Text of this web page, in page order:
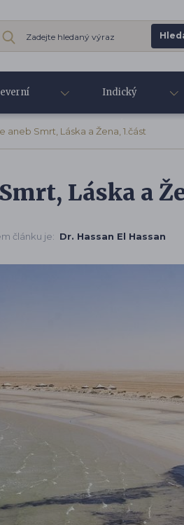
Indický
aneb Smrt, Láska a Žena, 1.část
Láska a
článku je: Dr. Hassan El Hassan